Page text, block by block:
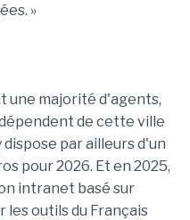
»
une majorité d'agents,
de cette ville
par ailleurs d'un
pour 2026. Et en 2025,
intranet basé sur
outils du Français